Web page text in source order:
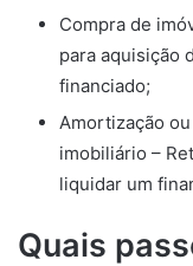
Compra de
para aquisição
financiado;
Amortização
imobiliário –
liquidar um
Quais